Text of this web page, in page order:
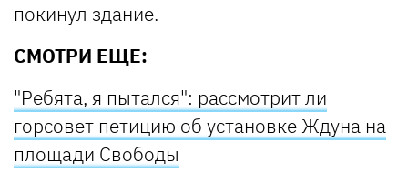
покинул здание.
СМОТРИ ЕЩЕ:
"Ребята, я пытался": рассмотрит ли
горсовет петицию об установке Ждуна на
площади Свободы